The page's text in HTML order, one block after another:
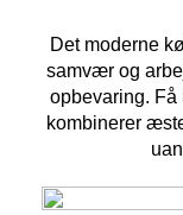
Det moderne
samvær og
opbevaring.
kombinerer